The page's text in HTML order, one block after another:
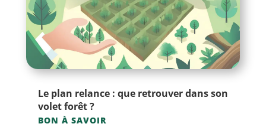
Le plan relance : que retrouver dans son
volet forêt ?
BON À SAVOIR